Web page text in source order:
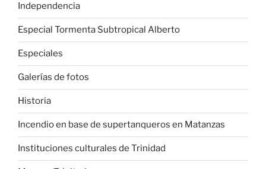
Independencia
Especial Tormenta Subtropical Alberto
Especiales
Galerías de fotos
Historia
Incendio en base de supertanqueros en Matanzas
Instituciones culturales de Trinidad